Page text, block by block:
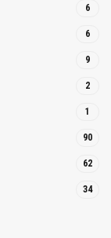
6
6
9
2
1
90
62
34